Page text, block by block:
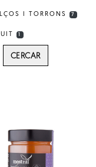
I TORRONS 7
CERCAR